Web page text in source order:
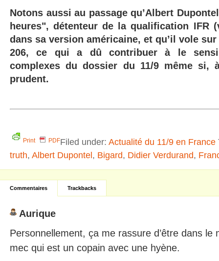
Notons aussi au passage qu’Albert
heures", détenteur de la qualification IFR
dans sa version américaine, et qu’il vole
206, ce qui a dû contribuer à le
complexes du dossier du 11/9 même si,
prudent.
Print PDFFiled under: Actualité du 11/9 en France
truth, Albert Dupontel, Bigard, Didier Verdurand,
Commentaires Trackbacks
Aurique
Personnellement, ça me rassure d’être dans le
mec qui est un copain avec une hyène.